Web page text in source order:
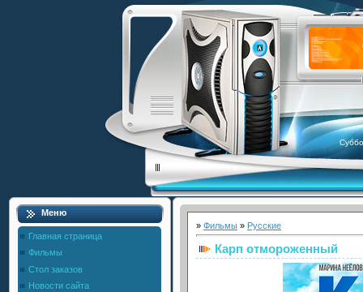
Меню
Главная страница
Фильмы
Стол заказов
Новости сайта
» Фильмы » Русские
Карп отмороженный